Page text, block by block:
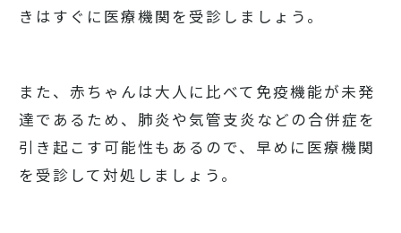
きはすぐに医療機関を受診しましょう。
また、赤ちゃんは大人に比べて免疫機能が未発
達であるため、肺炎や気管支炎などの合併症を
引き起こす可能性もあるので、早めに医療機関
を受診して対処しましょう。